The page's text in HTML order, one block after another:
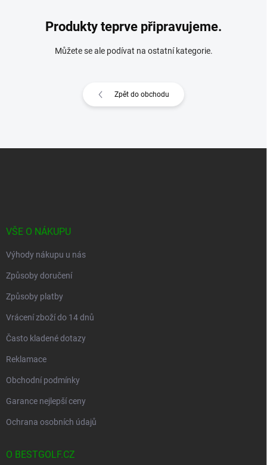
Produkty teprve připravujeme.
Můžete se ale podívat na ostatní kategorie.
Zpět do obchodu
VŠE O NÁKUPU
Výhody nákupu u nás
Způsoby doručení
Způsoby platby
Vrácení zboží do 14 dnů
Často kladené dotazy
Reklamace
Obchodní podmínky
Garance nejlepší ceny
Ochrana osobních údajů
O BESTGOLF.CZ